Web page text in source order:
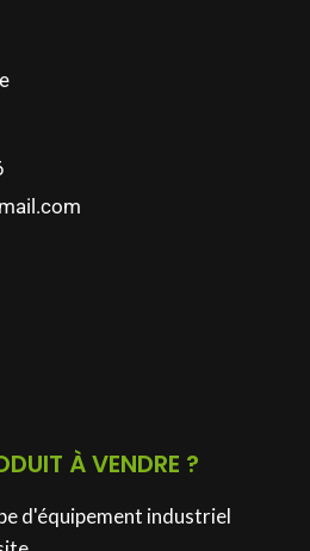
À VENDRE ?
d'équipement industriel